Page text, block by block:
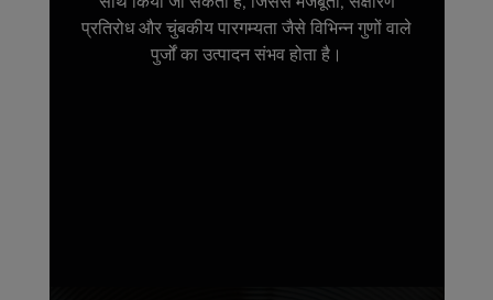
प्रतिरोध और चुंबकीय पारगम्यता जैसे विभिन्न गुणों वाले
पुर्जों का उत्पादन संभव होता है।